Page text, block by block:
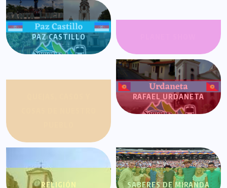
PAZ CASTILLO
RAFAEL URDANETA
RELIGIÓN SABERES DE MIRANDA